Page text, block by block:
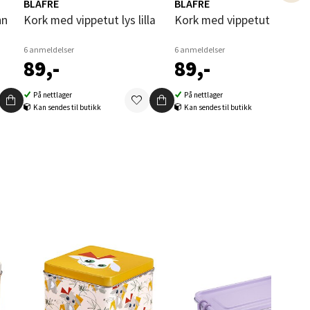
BLAFRE
Kork med vippetut lys lilla
6 anmeldelser
89,-
På nettlager
Kan sendes til butikk
BLAFRE
Kork med vippetut rosa
6 anmeldelser
89,-
På nettlager
Kan sendes til butikk